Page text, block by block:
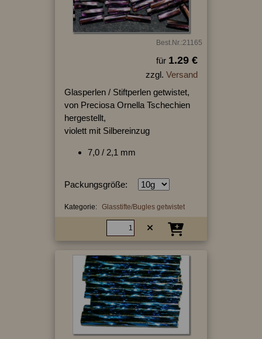
Best.Nr.:21165
für 1.29 €
zzgl. Versand
Glasperlen / Stiftperlen getwistet,
von Preciosa Ornella Tschechien
hergestellt,
violett mit Silbereinzug
7,0 / 2,1 mm
Packungsgröße:
Kategorie: Glasstifte/Bugles getwistet